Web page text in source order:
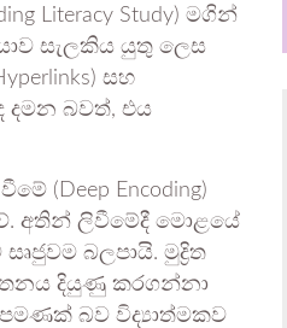
Literacy Study) මගින්
සැලකිය යුතු ලෙස
සහ
දමන බවත්, එය
(Deep Encoding)
අතින් ලිවීමේදී මොළයේ
බලපායි. මුද්‍රිත
දියුණු කරගන්නා
බව විද්‍යාත්මකව